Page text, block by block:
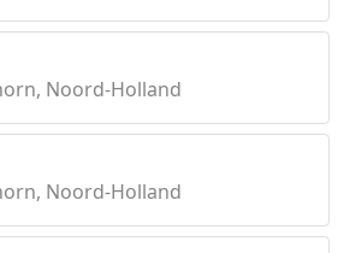
Noord-Holland
Noord-Holland